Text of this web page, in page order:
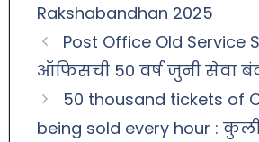
Rakshabandhan 2025
Post Office Old Service
ऑफिसची 50 वर्ष जुनी सेवा
50 thousand tickets of
being sold every hour :